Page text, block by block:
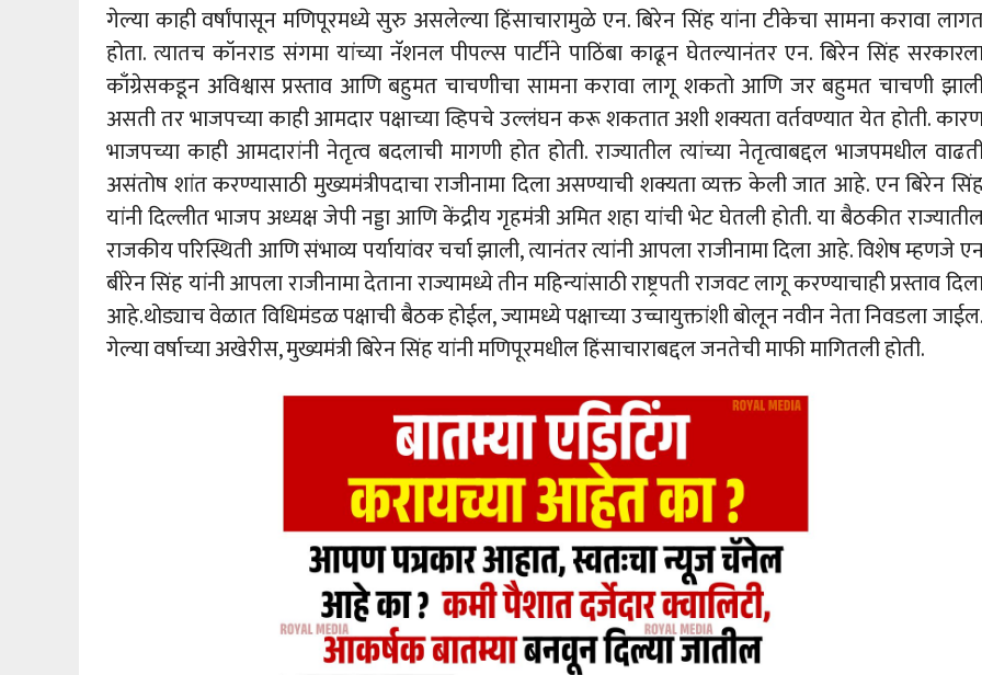
गेल्या काही वर्षांपासून मणिपूरमध्ये सुरु असलेल्या हिंसाचारामुळे एन. बिरेन सिंह यांना टीकेचा सामना करावा
होता. त्यातच कॉनराड संगमा यांच्या नॅशनल पीपल्स पार्टीने पाठिंबा काढून घेतल्यानंतर एन. बिरेन सिंह
काँग्रेसकडून अविश्वास प्रस्ताव आणि बहुमत चाचणीचा सामना करावा लागू शकतो आणि जर बहुमत चाचणी
असती तर भाजपच्या काही आमदार पक्षाच्या व्हिपचे उल्लंघन करू शकतात अशी शक्यता वर्तवण्यात येत होती.
भाजपच्या काही आमदारांनी नेतृत्व बदलाची मागणी होत होती. राज्यातील त्यांच्या नेतृत्वाबद्दल भाजपमधील
असंतोष शांत करण्यासाठी मुख्यमंत्रीपदाचा राजीनामा दिला असण्याची शक्यता व्यक्त केली जात आहे. एन बिरेन
यांनी दिल्लीत भाजप अध्यक्ष जेपी नड्डा आणि केंद्रीय गृहमंत्री अमित शहा यांची भेट घेतली होती. या बैठकीत
राजकीय परिस्थिती आणि संभाव्य पर्यायांवर चर्चा झाली, त्यानंतर त्यांनी आपला राजीनामा दिला आहे. विशेष म्हणजे
बीरेन सिंह यांनी आपला राजीनामा देताना राज्यामध्ये तीन महिन्यांसाठी राष्ट्रपती राजवट लागू करण्याचाही प्रस्ताव
आहे.थोड्याच वेळात विधिमंडळ पक्षाची बैठक होईल, ज्यामध्ये पक्षाच्या उच्चायुक्तांशी बोलून नवीन नेता निवडला
गेल्या वर्षाच्या अखेरीस, मुख्यमंत्री बिरेन सिंह यांनी मणिपूरमधील हिंसाचाराबद्दल जनतेची माफी मागितली होती.